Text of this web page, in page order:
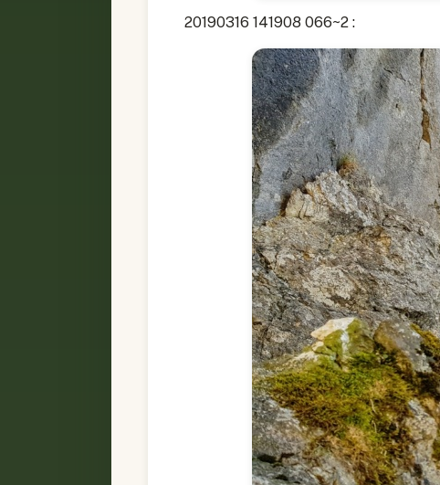
20190316 141908 066~2 :